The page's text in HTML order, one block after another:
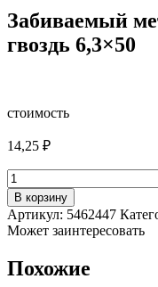
Забиваемый
гвоздь 6,3×50
стоимость
14,25 ₽
Количество
товара
Забиваемый
металлический
дюбель-
6,3x50
В корзину
Артикул: 5462447
Может заинтересовать
Похожие